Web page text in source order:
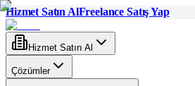
Hizmet Satın AlFreelance Satış Yap
Hizmet Satın Al
Çözümler